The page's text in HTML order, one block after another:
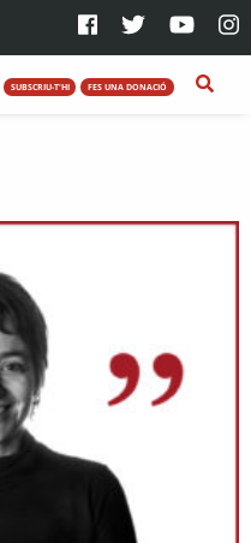
SUBSCRIU-T'HI FES UNA DONACIÓ